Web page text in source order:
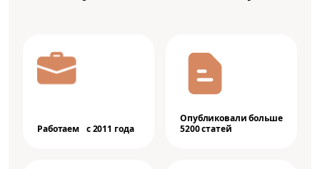
Работаем с 2011 года
Опубликовали больше
5200 статей